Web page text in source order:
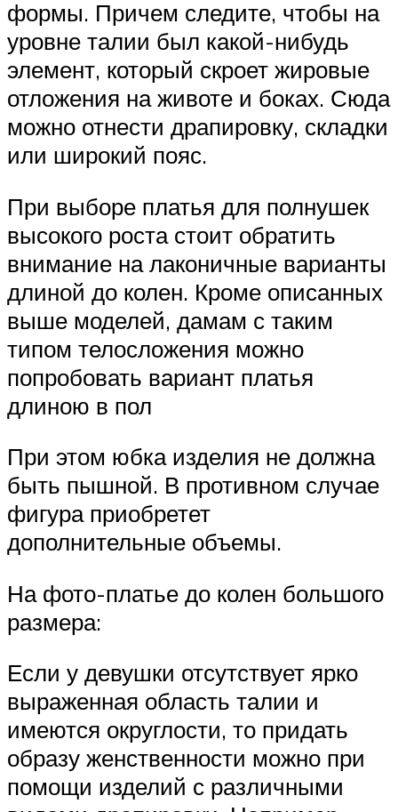
формы. Причем следите, чтобы на
уровне талии был какой-нибудь
элемент, который скроет жировые
отложения на животе и боках. Сюда
можно отнести драпировку, складки
или широкий пояс.
При выборе платья для полнушек
высокого роста стоит обратить
внимание на лаконичные варианты
длиной до колен. Кроме описанных
выше моделей, дамам с таким
типом телосложения можно
попробовать вариант платья
длиною в пол
При этом юбка изделия не должна
быть пышной. В противном случае
фигура приобретет
дополнительные объемы.
На фото-платье до колен большого
размера:
Если у девушки отсутствует ярко
выраженная область талии и
имеются округлости, то придать
образу женственности можно при
помощи изделий с различными